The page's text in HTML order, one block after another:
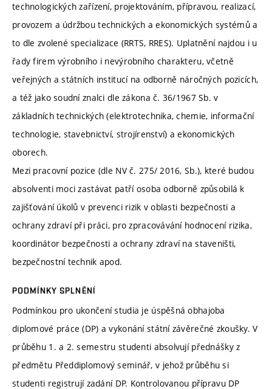
technologických zařízení, projektováním, přípravou, realizací,
provozem a údržbou technických a ekonomických systémů a
to dle zvolené specializace (RRTS, RRES). Uplatnění najdou i u
řady firem výrobního i nevýrobního charakteru, včetně
veřejných a státních institucí na odborně náročných pozicích,
a též jako soudní znalci dle zákona č. 36/1967 Sb. v
základních technických (elektrotechnika, chemie, informační
technologie, stavebnictví, strojírenství) a ekonomických
oborech.
Mezi pracovní pozice (dle NV č. 275/ 2016, Sb.), které budou
absolventi moci zastávat patří osoba odborně způsobilá k
zajišťování úkolů v prevenci rizik v oblasti bezpečnosti a
ochrany zdraví při práci, pro zpracovávání hodnocení rizika,
koordinátor bezpečnosti a ochrany zdraví na staveništi,
bezpečnostní technik apod.
PODMÍNKY SPLNĚNÍ
Podmínkou pro ukončení studia je úspěšná obhajoba
diplomové práce (DP) a vykonání státní závěrečné zkoušky. V
průběhu 1. a 2. semestru studenti absolvují přednášky z
předmětu Předdiplomový seminář, v jehož průběhu si
studenti registrují zadání DP. Kontrolovanou přípravu DP